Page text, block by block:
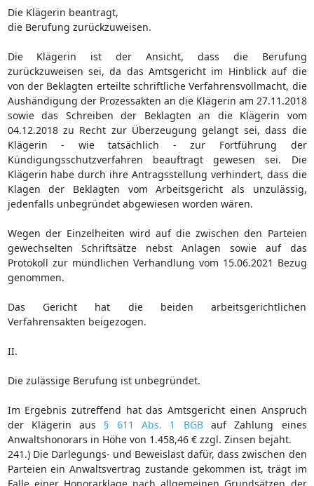
Die Klägerin beantragt,
die Berufung zurückzuweisen.
Die Klägerin ist der Ansicht, dass die Berufung
zurückzuweisen sei, da das Amtsgericht im Hinblick auf die
von der Beklagten erteilte schriftliche Verfahrensvollmacht, die
Aushändigung der Prozessakten an die Klägerin am 27.11.2018
sowie das Schreiben der Beklagten an die Klägerin vom
04.12.2018 zu Recht zur Überzeugung gelangt sei, dass die
Klägerin - wie tatsächlich - zur Fortführung der
Kündigungsschutzverfahren beauftragt gewesen sei. Die
Klägerin habe durch ihre Antragsstellung verhindert, dass die
Klagen der Beklagten vom Arbeitsgericht als unzulässig,
jedenfalls unbegründet abgewiesen worden wären.
Wegen der Einzelheiten wird auf die zwischen den Parteien
gewechselten Schriftsätze nebst Anlagen sowie auf das
Protokoll zur mündlichen Verhandlung vom 15.06.2021 Bezug
genommen.
Das Gericht hat die beiden arbeitsgerichtlichen
Verfahrensakten beigezogen.
II.
Die zulässige Berufung ist unbegründet.
Im Ergebnis zutreffend hat das Amtsgericht einen Anspruch
der Klägerin aus § 611 Abs. 1 BGBauf Zahlung eines
Anwaltshonorars in Höhe von 1.458,46 € zzgl. Zinsen bejaht.
241.) Die Darlegungs- und Beweislast dafür, dass zwischen den
Parteien ein Anwaltsvertrag zustande gekommen ist, trägt im
Falle einer Honorarklage nach allgemeinen Grundsätzen der